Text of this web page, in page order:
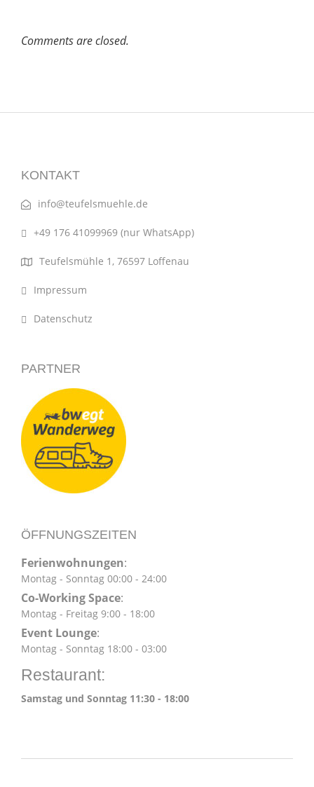
Comments are closed.
KONTAKT
info@teufelsmuehle.de
+49 176 41099969 (nur WhatsApp)
Teufelsmühle 1, 76597 Loffenau
Impressum
Datenschutz
PARTNER
ÖFFNUNGSZEITEN
Ferienwohnungen:
Montag - Sonntag 00:00 - 24:00
Co-Working Space:
Montag - Freitag 9:00 - 18:00
Event Lounge:
Montag - Sonntag 18:00 - 03:00
Restaurant:
Samstag und Sonntag 11:30 - 18:00